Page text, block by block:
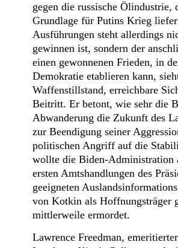
gegen die russische Ölindustrie,
Grundlage für Putins Krieg
Ausführungen steht allerdings
gewinnen ist, sondern der
einen gewonnenen Frieden, in
Demokratie etablieren kann,
Waffenstillstand, erreichbare
Beitritt. Er betont, wie sehr die
Abwanderung die Zukunft des
zur Beendigung seiner
politischen Angriff auf die
wollte die Biden-Administration
ersten Amtshandlungen des
geeigneten
von Kotkin als Hoffnungsträger
mittlerweile ermordet.
Lawrence Freedman,